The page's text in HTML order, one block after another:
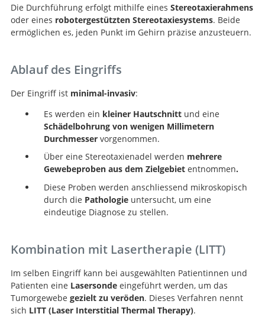
Die Durchführung erfolgt mithilfe eines Stereotaxierahmens
oder eines robotergestützten Stereotaxiesystems. Beide
ermöglichen es, jeden Punkt im Gehirn präzise anzusteuern.
Ablauf des Eingriffs
Der Eingriff ist minimal-invasiv:
Es werden ein kleiner Hautschnittund eine
Schädelbohrung von wenigen Millimetern
Durchmesservorgenommen.
Über eine Stereotaxienadel werden mehrere
Gewebeproben aus dem Zielgebiet entnommen.
Diese Proben werden anschliessend mikroskopisch
durch die Pathologie untersucht, um eine
eindeutige Diagnose zu stellen.
Kombination mit Lasertherapie (LITT)
Im selben Eingriff kann bei ausgewählten Patientinnen und
Patienten eine Lasersondeeingeführt werden, um das
Tumorgewebe gezielt zu veröden. Dieses Verfahren nennt
sich LITT (Laser Interstitial Thermal Therapy).
Suche